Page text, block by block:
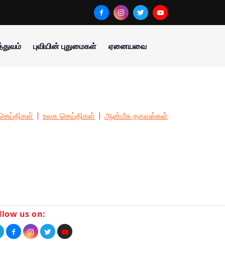
புவியின் புதுமைகள் ஏனையவை
உலக செய்திகள் ஆன்மீக தகவல்கள்
us on: